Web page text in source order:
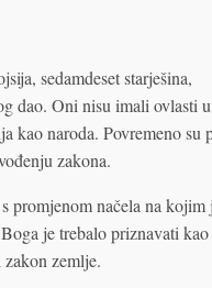
sedamdeset starješina,
dao. Oni nisu imali ovlasti
kao naroda. Povremeno su
zakona.
promjenom načela na kojim
je trebalo priznavati kao
zemlje.